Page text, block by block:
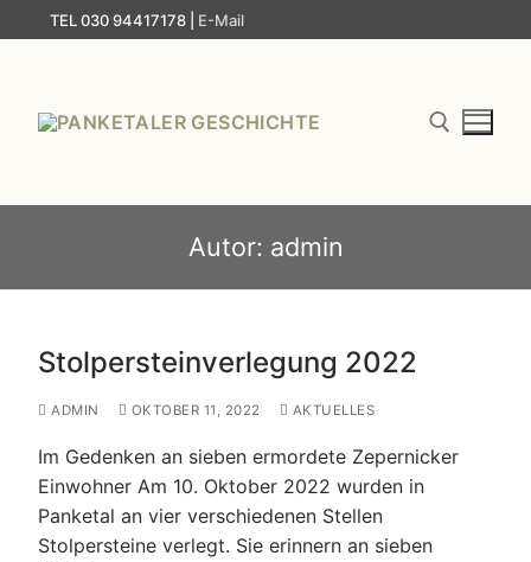
Inhalt
TEL 030 94417178 | E-Mail
Autor: admin
Stolpersteinverlegung 2022
ADMIN OKTOBER 11, 2022 AKTUELLES
Im Gedenken an sieben ermordete Zepernicker
Einwohner Am 10. Oktober 2022 wurden in
Panketal an vier verschiedenen Stellen
Stolpersteine verlegt. Sie erinnern an sieben